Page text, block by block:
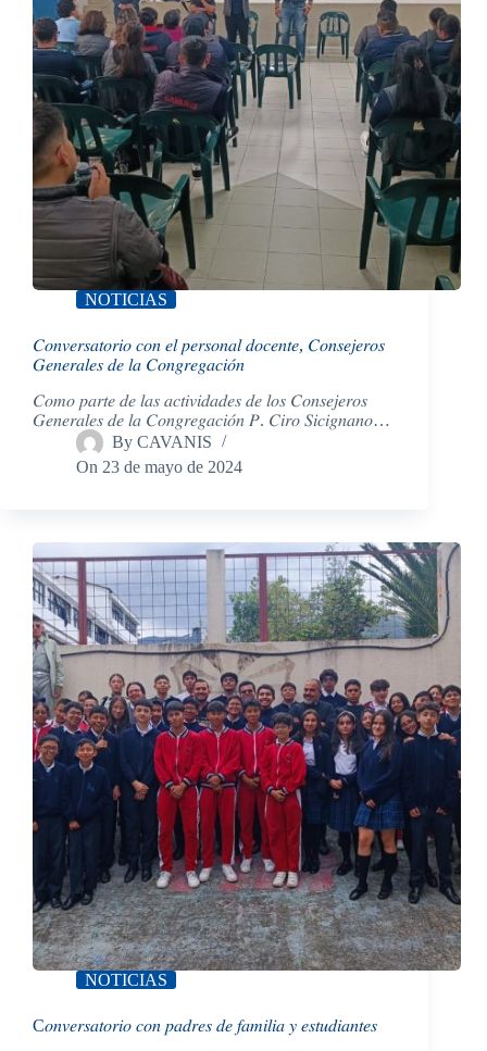
NOTICIAS
𝐶𝑜𝑛𝑣𝑒𝑟𝑠𝑎𝑡𝑜𝑟𝑖𝑜 𝑐𝑜𝑛 𝑒𝑙 𝑝𝑒𝑟𝑠𝑜𝑛𝑎𝑙 𝑑𝑜𝑐𝑒𝑛𝑡𝑒, 𝐶𝑜𝑛𝑠𝑒𝑗𝑒𝑟𝑜𝑠
𝐺𝑒𝑛𝑒𝑟𝑎𝑙𝑒𝑠 𝑑𝑒 𝑙𝑎 𝐶𝑜𝑛𝑔𝑟𝑒𝑔𝑎𝑐𝑖𝑜́𝑛
𝐶𝑜𝑚𝑜 𝑝𝑎𝑟𝑡𝑒 𝑑𝑒 𝑙𝑎𝑠 𝑎𝑐𝑡𝑖𝑣𝑖𝑑𝑎𝑑𝑒𝑠 𝑑𝑒 𝑙𝑜𝑠 𝐶𝑜𝑛𝑠𝑒𝑗𝑒𝑟𝑜𝑠
𝐺𝑒𝑛𝑒𝑟𝑎𝑙𝑒𝑠 𝑑𝑒 𝑙𝑎 𝐶𝑜𝑛𝑔𝑟𝑒𝑔𝑎𝑐𝑖𝑜́𝑛 𝑃. 𝐶𝑖𝑟𝑜 𝑆𝑖𝑐𝑖𝑔𝑛𝑎𝑛𝑜…
By CAVANIS
On 23 de mayo de 2024
NOTICIAS
C𝑜𝑛𝑣𝑒𝑟𝑠𝑎𝑡𝑜𝑟𝑖𝑜 𝑐𝑜𝑛 𝑝𝑎𝑑𝑟𝑒𝑠 𝑑𝑒 𝑓𝑎𝑚𝑖𝑙𝑖𝑎 𝑦 𝑒𝑠𝑡𝑢𝑑𝑖𝑎𝑛𝑡𝑒𝑠